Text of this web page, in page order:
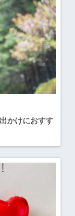
かけにおすす